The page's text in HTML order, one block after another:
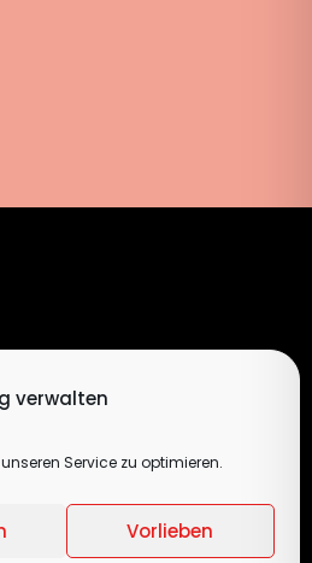
verwalten
Service zu optimieren.
Vorlieben